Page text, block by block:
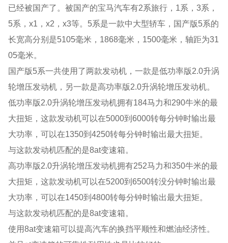
已经被国产了。被国产的宝马汽车有2系旅行，1系，3系，
5系，x1，x2，x3等。5系是一款中大型轿车，国产版5系的
长宽高分别是5105毫米，1868毫米，1500毫米，轴距为31
05毫米。
国产版5系一共使用了两款发动机，一款是低功率版2.0升涡
轮增压发动机，另一款是高功率版2.0升涡轮增压发动机。
低功率版2.0升涡轮增压发动机拥有184马力和290牛米的最
大扭矩，这款发动机可以在5000到6000转每分钟时输出最
大功率，可以在1350到4250转每分钟时输出最大扭矩。
与这款发动机匹配的是8at变速箱。
高功率版2.0升涡轮增压发动机拥有252马力和350牛米的最
大扭矩，这款发动机可以在5200到6500转没分钟时输出最
大功率，可以在1450到4800转每分钟时输出最大扭矩。
与这款发动机匹配的是8at变速箱。
使用8at变速箱可以提高汽车的换挡平顺性和燃油经济性。